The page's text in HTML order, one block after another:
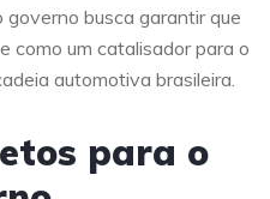
busca garantir que
como um catalisador para o
automotiva brasileira.
para o